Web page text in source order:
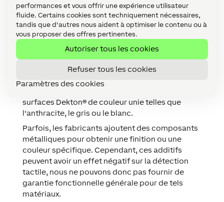
performances et vous offrir une expérience utilisateur
fluide. Certains cookies sont techniquement nécessaires,
tandis que d'autres nous aident à optimiser le contenu ou à
vous proposer des offres pertinentes.
Autoriser tous les cookies
Refuser tous les cookies
Paramètres des cookies
Autres matériaux↑
La surface tactile fonctionne également avec de
nombreux composites minéraux tels que
Dekton®.
surfaces Dekton® de couleur unie telles que
l'anthracite, le gris ou le blanc.
Parfois, les fabricants ajoutent des composants
métalliques pour obtenir une finition ou une
couleur spécifique. Cependant, ces additifs
peuvent avoir un effet négatif sur la détection
tactile, nous ne pouvons donc pas fournir de
garantie fonctionnelle générale pour de tels
matériaux.